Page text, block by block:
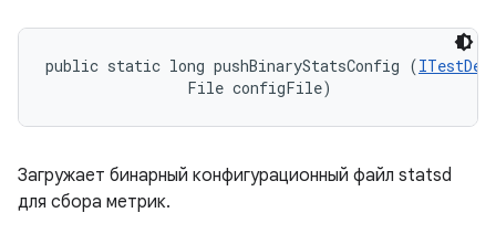
public static long pushBinaryStatsConfig (
                File configFile)
Загружает бинарный конфигурационный файл statsd
для сбора метрик.